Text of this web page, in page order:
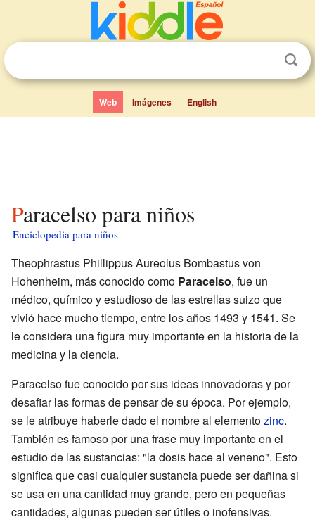
Web Imágenes English
Paracelso para niños
Enciclopedia para niños
Theophrastus Phillippus Aureolus Bombastus von
Hohenheim, más conocido como Paracelso, fue un
médico, químico y estudioso de las estrellas suizo que
vivió hace mucho tiempo, entre los años 1493 y 1541. Se
le considera una figura muy importante en la historia de la
medicina y la ciencia.
Paracelso fue conocido por sus ideas innovadoras y por
desafiar las formas de pensar de su época. Por ejemplo,
se le atribuye haberle dado el nombre al elementozinc.
También es famoso por una frase muy importante en el
estudio de las sustancias: "la dosis hace al veneno". Esto
significa que casi cualquier sustancia puede ser dañina si
se usa en una cantidad muy grande, pero en pequeñas
cantidades, algunas pueden ser útiles o inofensivas.